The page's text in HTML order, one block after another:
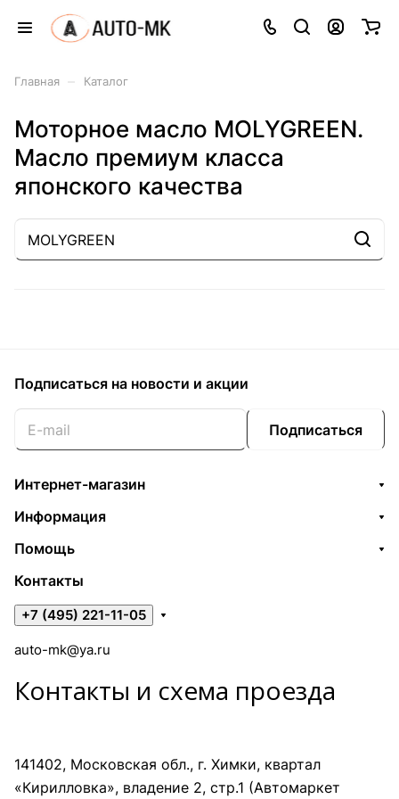
Главная Каталог
Моторное масло MOLYGREEN.
Масло премиум класса
японского качества
Подписаться на новости и акции
Подписаться
Интернет-магазин
Информация
Помощь
Контакты
+7 (495) 221-11-05
auto-mk@ya.ru
Контакты и схема проезда
141402, Московская обл., г. Химки, квартал
«Кирилловка», владение 2, стр.1 (Автомаркет